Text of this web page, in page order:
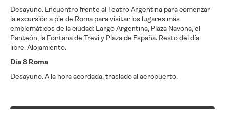
Desayuno. Encuentro frente al Teatro Argentina para comenzar
la excursión a pie de Roma para visitar los lugares más
emblemáticos de la ciudad: Largo Argentina, Plaza Navona, el
Panteón, la Fontana de Trevi y Plaza de España. Resto del día
libre. Alojamiento.
Día 8 Roma
Desayuno. A la hora acordada, traslado al aeropuerto.